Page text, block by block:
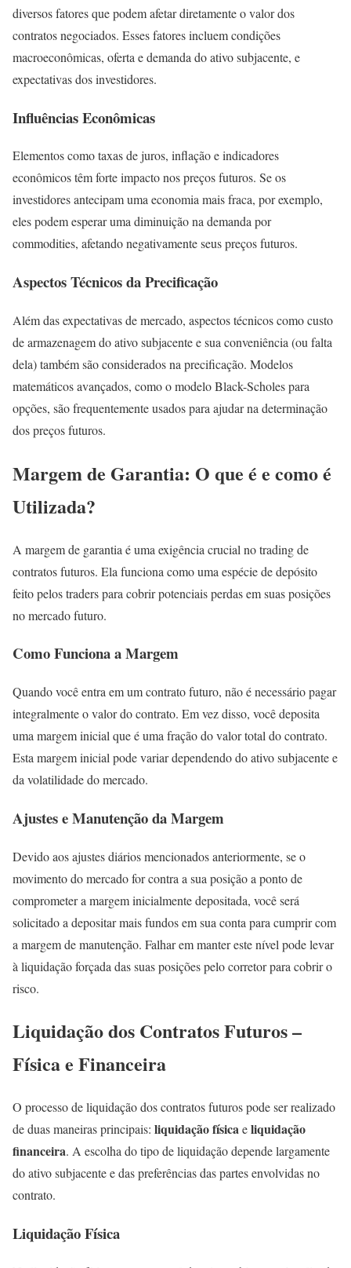
diversos fatores que podem afetar diretamente o valor dos
contratos negociados. Esses fatores incluem condições
macroeconômicas, oferta e demanda do ativo subjacente, e
expectativas dos investidores.
Influências Econômicas
Elementos como taxas de juros, inflação e indicadores
econômicos têm forte impacto nos preços futuros. Se os
investidores antecipam uma economia mais fraca, por exemplo,
eles podem esperar uma diminuição na demanda por
commodities, afetando negativamente seus preços futuros.
Aspectos Técnicos da Precificação
Além das expectativas de mercado, aspectos técnicos como custo
de armazenagem do ativo subjacente e sua conveniência (ou falta
dela) também são considerados na precificação. Modelos
matemáticos avançados, como o modelo Black-Scholes para
opções, são frequentemente usados para ajudar na determinação
dos preços futuros.
Margem de Garantia: O que é e como é
Utilizada?
A margem de garantia é uma exigência crucial no trading de
contratos futuros. Ela funciona como uma espécie de depósito
feito pelos traders para cobrir potenciais perdas em suas posições
no mercado futuro.
Como Funciona a Margem
Quando você entra em um contrato futuro, não é necessário pagar
integralmente o valor do contrato. Em vez disso, você deposita
uma margem inicial que é uma fração do valor total do contrato.
Esta margem inicial pode variar dependendo do ativo subjacente e
da volatilidade do mercado.
Ajustes e Manutenção da Margem
Devido aos ajustes diários mencionados anteriormente, se o
movimento do mercado for contra a sua posição a ponto de
comprometer a margem inicialmente depositada, você será
solicitado a depositar mais fundos em sua conta para cumprir com
a margem de manutenção. Falhar em manter este nível pode levar
à liquidação forçada das suas posições pelo corretor para cobrir o
risco.
Liquidação dos Contratos Futuros –
Física e Financeira
O processo de liquidação dos contratos futuros pode ser realizado
de duas maneiras principais: liquidação físicaeliquidação
financeira. A escolha do tipo de liquidação depende largamente
do ativo subjacente e das preferências das partes envolvidas no
contrato.
Liquidação Física